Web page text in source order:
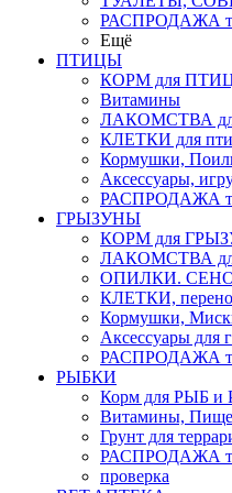
РАСПРОДАЖА
Ещё
ПТИЦЫ
КОРМ для
Витамины
ЛАКОМСТВА
КЛЕТКИ для
Кормушки,
Аксессуары,
РАСПРОДАЖА
ГРЫЗУНЫ
КОРМ для
ЛАКОМСТВА
ОПИЛКИ.
КЛЕТКИ,
Кормушки,
Аксессуары для
РАСПРОДАЖА
РЫБКИ
Корм для РЫБ
Витамины,
Грунт для
РАСПРОДАЖА
проверка